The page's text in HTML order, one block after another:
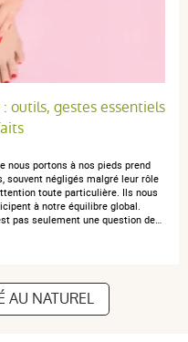
outils, gestes essentiels
nous portons à nos pieds prend
souvent négligés malgré leur rôle
toute particulière. Ils nous
à notre équilibre global.
pas seulement une question de…
AU NATUREL